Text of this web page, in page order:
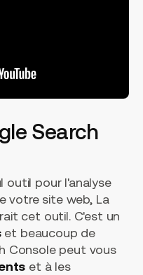
Search
outil pour l'analyse
votre site web, La
cet outil. C'est un
et beaucoup de
Console peut vous
et à les